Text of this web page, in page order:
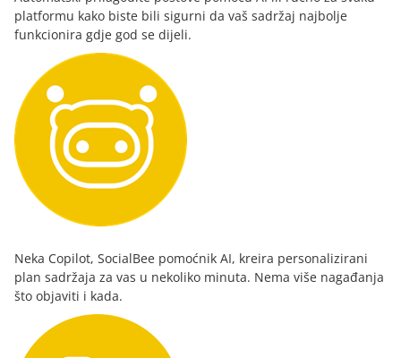
platformu kako biste bili sigurni da vaš sadržaj najbolje
funkcionira gdje god se dijeli.
Neka Copilot, SocialBee pomoćnik AI, kreira personalizirani
plan sadržaja za vas u nekoliko minuta. Nema više nagađanja
što objaviti i kada.